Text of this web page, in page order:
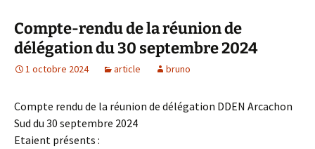
Compte-rendu de la réunion de
délégation du 30 septembre 2024
1 octobre 2024 article bruno
Compte rendu de la réunion de délégation DDEN Arcachon
Sud du 30 septembre 2024
Etaient présents :